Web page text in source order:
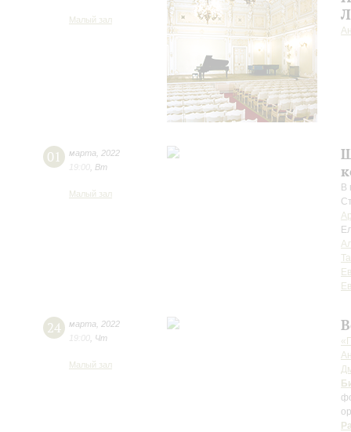
Малый зал
01 марта
2022
19:00 Вт
Малый зал
В
24 марта
2022
19:00 Чт
Малый зал